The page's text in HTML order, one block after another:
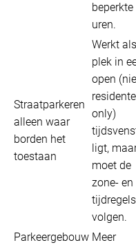
beperkte
uren.
Straatparkeren
alleen waar
borden het
toestaan
Werkt
plek in
open
only)
ligt,
moet de
zone- en
tijdregels
volgen.
Parkeergebouw Meer